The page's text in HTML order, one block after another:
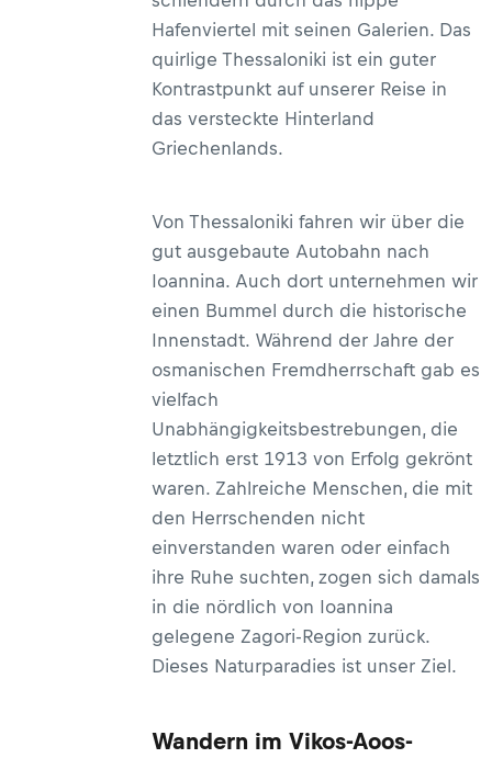
Hafenviertel mit seinen Galerien. Das
quirlige Thessaloniki ist ein guter
Kontrastpunkt auf unserer Reise in
das versteckte Hinterland
Griechenlands.
Von Thessaloniki fahren wir über die
gut ausgebaute Autobahn nach
Ioannina. Auch dort unternehmen wir
einen Bummel durch die historische
Innenstadt. Während der Jahre der
osmanischen Fremdherrschaft gab es
vielfach
Unabhängigkeitsbestrebungen, die
letztlich erst 1913 von Erfolg gekrönt
waren. Zahlreiche Menschen, die mit
den Herrschenden nicht
einverstanden waren oder einfach
ihre Ruhe suchten, zogen sich damals
in die nördlich von Ioannina
gelegene Zagori-Region zurück.
Dieses Naturparadies ist unser Ziel.
Wandern im Vikos-Aoos-